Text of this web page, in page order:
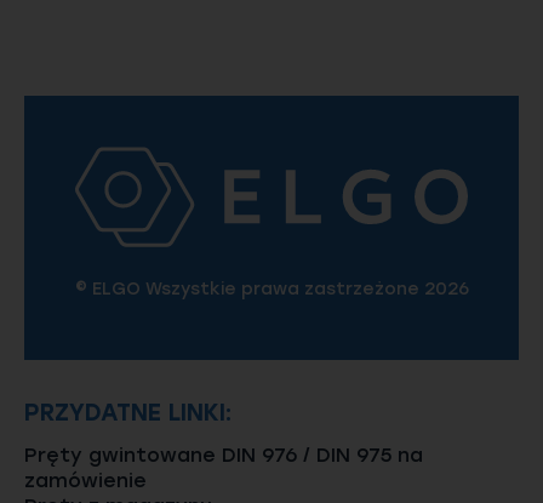
© ELGO Wszystkie prawa zastrzeżone 2026
PRZYDATNE LINKI:
Pręty gwintowane DIN 976 / DIN 975 na
zamówienie